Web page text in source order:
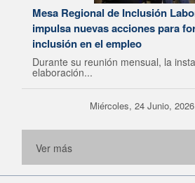
Mesa Regional de Inclusión
impulsa nuevas acciones para
inclusión en el empleo
Durante su reunión mensual, la
elaboración...
Miércoles, 24 Junio,
Ver más